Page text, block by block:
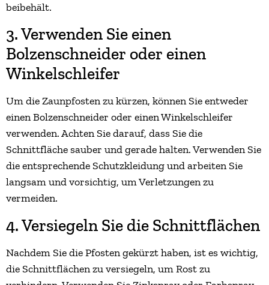
beibehält.
3. Verwenden Sie einen
Bolzenschneider oder einen
Winkelschleifer
Um die Zaunpfosten zu kürzen, können Sie entweder
einen Bolzenschneider oder einen Winkelschleifer
verwenden. Achten Sie darauf, dass Sie die
Schnittfläche sauber und gerade halten. Verwenden Sie
die entsprechende Schutzkleidung und arbeiten Sie
langsam und vorsichtig, um Verletzungen zu
vermeiden.
4. Versiegeln Sie die Schnittflächen
Nachdem Sie die Pfosten gekürzt haben, ist es wichtig,
die Schnittflächen zu versiegeln, um Rost zu